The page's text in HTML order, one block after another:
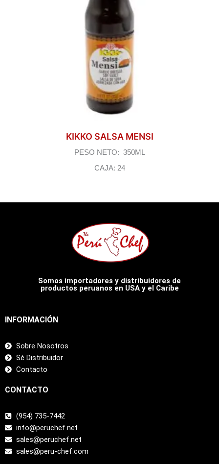
KIKKO SALSA MENSI
PESO NETO: 350ML
CAJA: 24
Somos importadores y distribuidores de
productos peruanos en USA y el Caribe
INFORMACIÓN
Sobre Nosotros
Sé Distribuidor
Contacto
CONTACTO
(954) 735-7442
info@peruchef.net
sales@peruchef.net
sales@peru-chef.com